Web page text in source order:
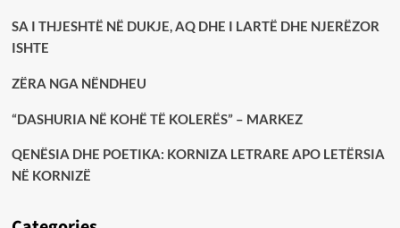
SA I THJESHTË NË DUKJE, AQ DHE I LARTË DHE NJERËZOR
ISHTE
ZËRA NGA NËNDHEU
“DASHURIA NË KOHË TË KOLERËS” – MARKEZ
QENËSIA DHE POETIKA: KORNIZA LETRARE APO LETËRSIA
NË KORNIZË